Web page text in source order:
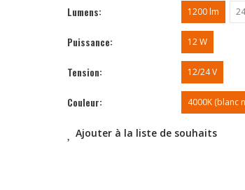
Lumens 1200 lm
Puissance 12 W
Tension 12/24 V
Couleur 4000K (blanc
Ajouter à la liste de souhaits